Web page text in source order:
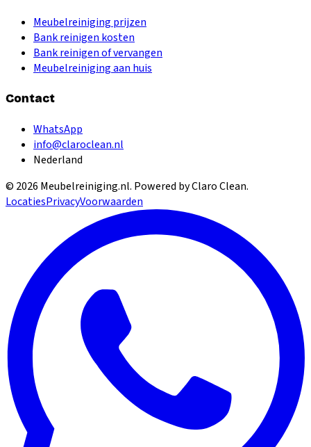
Meubelreiniging prijzen
Bank reinigen kosten
Bank reinigen of vervangen
Meubelreiniging aan huis
Contact
WhatsApp
info@claroclean.nl
Nederland
© 2026 Meubelreiniging.nl. Powered by Claro Clean.
LocatiesPrivacyVoorwaarden